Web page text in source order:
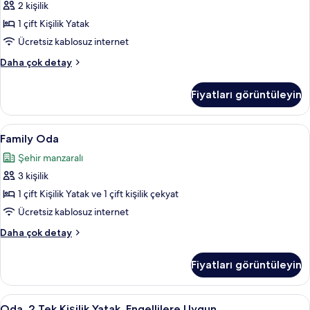
Kişilik
Yatak,
Engellilere
Uygun
için
fotoğrafları
görün
2 kişilik
1 çift Kişilik Yatak
Ücretsiz kablosuz internet
Daha çok detay
Oda,
Yatak,
Engellilere
Uygun
hakkında
daha
fazla
Fiyatları görüntüleyin
Family
Oda
için
tüm
fotoğrafları
görün
Masa, güneşlik/perde, ses yalıtımı,
5
Family Oda
Şehir manzaralı
3 kişilik
1 çift Kişilik Yatak ve 1 çift kişilik çekyat
Ücretsiz kablosuz internet
Daha çok detay
Family
fazla
detay
Fiyatları görüntüleyin
Oda,
Oda, 2 Tek Kişilik Yatak, Engellilere
6